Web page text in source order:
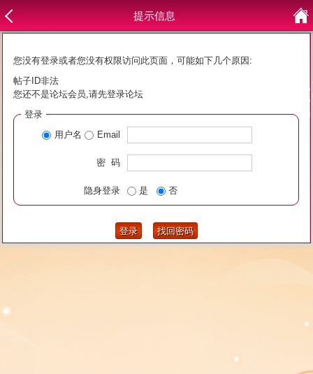
提示信息
您没有登录或者您没有权限访问此页面，可能如下几个原因:
帖子ID非法
您还不是论坛会员,请先登录论坛
登录
用户名
Email
密 码
隐身登录 是 否